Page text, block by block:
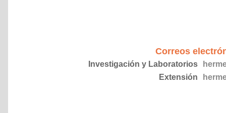
Correos
Investigación y Laboratorios
Extensión